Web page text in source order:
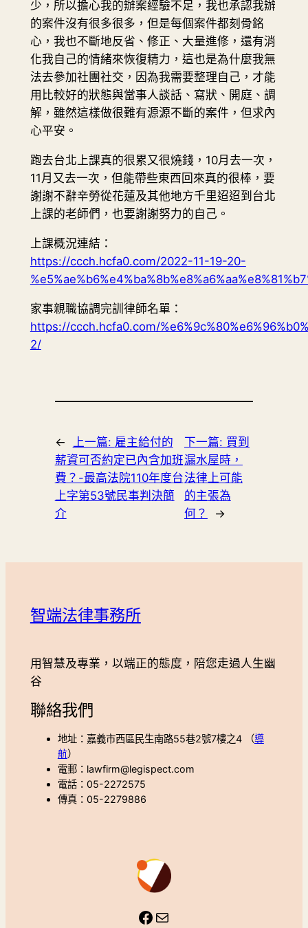
少，所以擔心我的辦案經驗不足，我也承認我辦
的案件沒有很多很多，但是每個案件都刻骨銘
心，我也不斷地反省、修正、大量進修，還有消
化我自己的情緒來恢復精力，這也是為什麼我無
法去參加社團社交，因為我需要整理自己，才能
用比較好的狀態與當事人談話、寫狀、開庭、調
解，雖然這樣做很難有源源不斷的案件，但求內
心平安。
跑去台北上課真的很累又很燒錢，10月去一次，
11月又去一次，但能帶些東西回來真的很棒，要
謝謝不辭辛勞從花蓮及其他地方千里迢迢到台北
上課的老師們，也要謝謝努力的自己。
上課概況連結：
https://ccch.hcfa0.com/2022-11-19-20-
家事親職協調完訓律師名單：
https://ccch.hcfa0.com/
2/
← 上一篇: 雇主給付的
薪資可否約定已內含加班
費？-最高法院110年度台
上字第53號民事判決簡
介
下一篇: 買到
漏水屋時，
法律上可能
的主張為
何？
→
智端法律事務所
用智慧及專業，以端正的態度，陪您走過人生幽
谷
聯絡我們
地址：嘉義市西區民生南路55巷2號7樓之4 （導
航）
電郵：lawfirm@legispect.com
電話：05-2272575
傳真：05-2279886
Facebook
Mail